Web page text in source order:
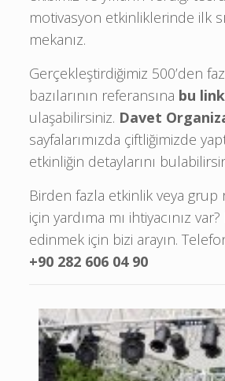
motivasyon etkinliklerinde ilk
mekanız.
Gerçekleştirdiğimiz 500’den
bazılarının referansına bu
ulaşabilirsiniz. Davet
sayfalarımızda çiftliğimizde
etkinliğin detaylarını
Birden fazla etkinlik veya grup
için yardıma mı ihtiyacınız
edinmek için bizi arayın.
+90 282 606 04 90